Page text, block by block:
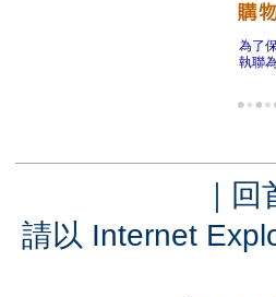
為了
執聯
｜ 回
請以 Internet